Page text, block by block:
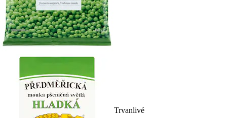
Trvanlivé